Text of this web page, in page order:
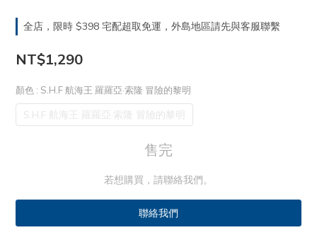
全店，限時 $398 宅配超取免運，外島地區請先與客服聯繫
NT$1,290
顏色 : S.H.F 航海王 羅羅亞·索隆 冒險的黎明
S.H.F 航海王 羅羅亞·索隆 冒險的黎明
售完
若想購買，請聯絡我們。
聯絡我們